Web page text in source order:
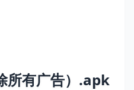
所有广告）.apk